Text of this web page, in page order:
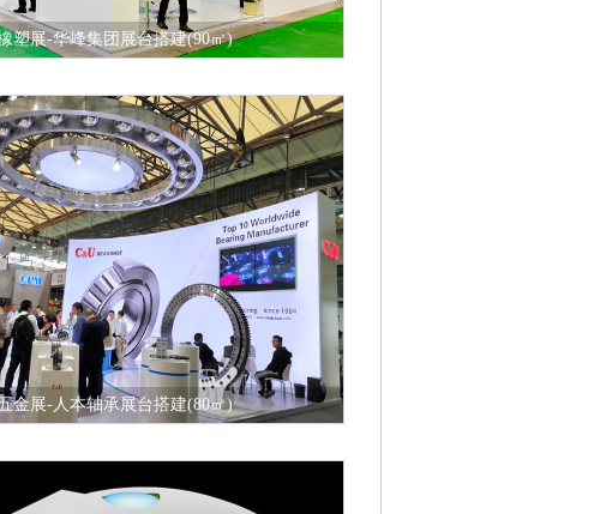
塑展-华峰集团展台搭建(90㎡)
金展-人本轴承展台搭建(80㎡)